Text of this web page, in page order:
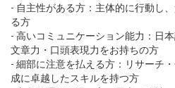
- 自主性がある方：主体的に行動し
る方
- 高いコミュニケーション能力：日
文章力・口頭表現力をお持ちの方
- 細部に注意を払える方：リサーチ
成に卓越したスキルを持つ方